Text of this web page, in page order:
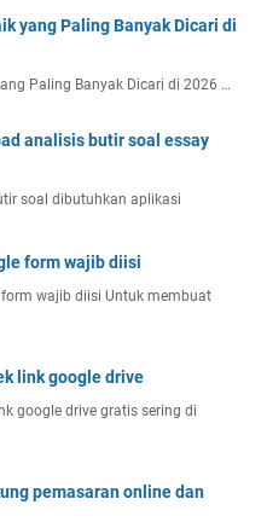
yang Paling Banyak Dicari di
Paling Banyak Dicari di 2026 …
analisis butir soal essay
soal dibutuhkan aplikasi
form wajib diisi
wajib diisi Untuk membuat
link google drive
google drive gratis sering di
pemasaran online dan